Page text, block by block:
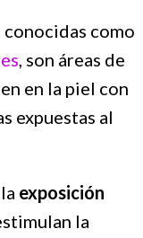
conocidas como
, son áreas de
en la piel con
expuestas al
exposición
la